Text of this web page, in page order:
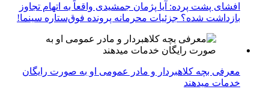
افشای پشت پرده: آیا پژمان جمشیدی واقعاً به اتهام تجاوز
بازداشت شده؟ جزئیات محرمانه پرونده فوق‌ستاره سینما!
معرفی بچه کلاهبردار و مادر عمومی او به صورت رایگان
خدمات میدهند